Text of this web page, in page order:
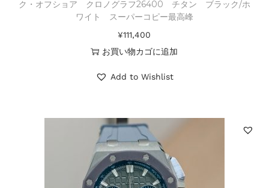
ク・オフショア クロノグラフ26400 チタン ブラック/ホ
ワイト スーパーコピー最高峰
¥111,400
お買い物カゴに追加
Add to Wishlist